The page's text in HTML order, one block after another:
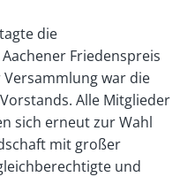
die
Friedenspreis
Versammlung war die
Alle Mitglieder
sich erneut zur Wahl
mit großer
und